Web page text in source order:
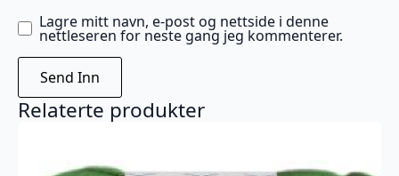
Lagre mitt navn, e-post og nettside i denne
nettleseren for neste gang jeg kommenterer.
Relaterte produkter